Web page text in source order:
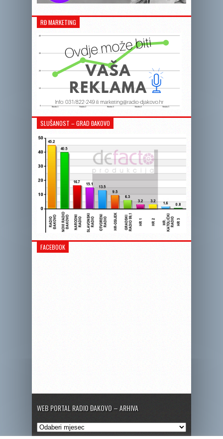
RĐ MARKETING
SLUŠANOST – GRAD ĐAKOVO
FACEBOOK
WEB PORTAL RADIO ĐAKOVO – ARHIVA
Web
portal